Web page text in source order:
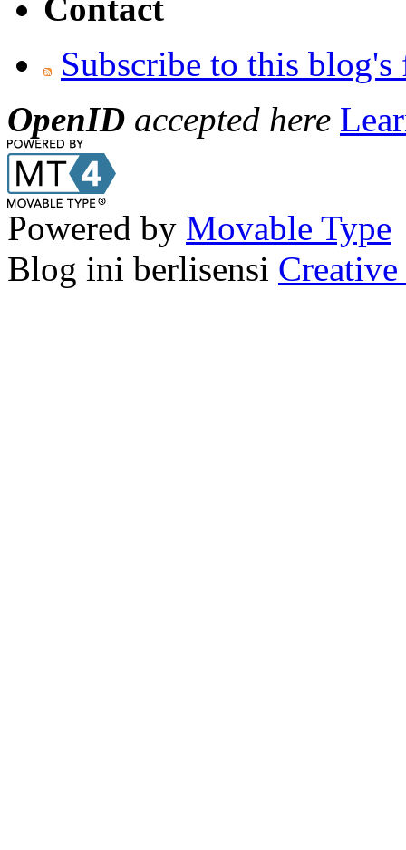
Contact
Subscribe to this blog's
OpenID accepted here
Powered by Movable Type
Blog ini berlisensi